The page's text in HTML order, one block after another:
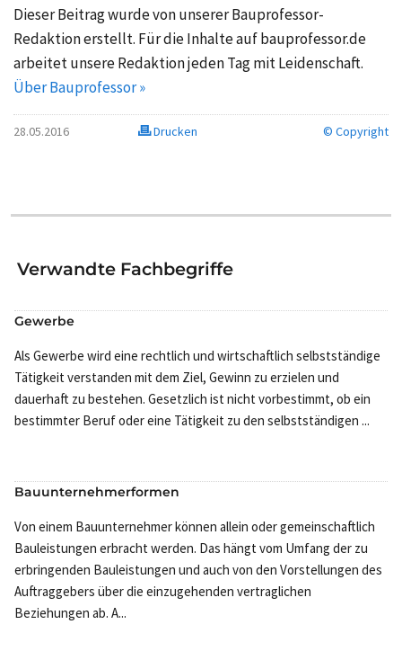
Dieser Beitrag wurde von unserer Bauprofessor-
Redaktion erstellt. Für die Inhalte auf bauprofessor.de
arbeitet unsere Redaktion jeden Tag mit Leidenschaft.
Über Bauprofessor »
28.05.2016 Drucken © Copyright
Verwandte Fachbegriffe
Gewerbe
Als Gewerbe wird eine rechtlich und wirtschaftlich selbstständige
Tätigkeit verstanden mit dem Ziel, Gewinn zu erzielen und
dauerhaft zu bestehen. Gesetzlich ist nicht vorbestimmt, ob ein
bestimmter Beruf oder eine Tätigkeit zu den selbstständigen ...
Bauunternehmerformen
Von einem Bauunternehmer können allein oder gemeinschaftlich
Bauleistungen erbracht werden. Das hängt vom Umfang der zu
erbringenden Bauleistungen und auch von den Vorstellungen des
Auftraggebers über die einzugehenden vertraglichen
Beziehungen ab. A...